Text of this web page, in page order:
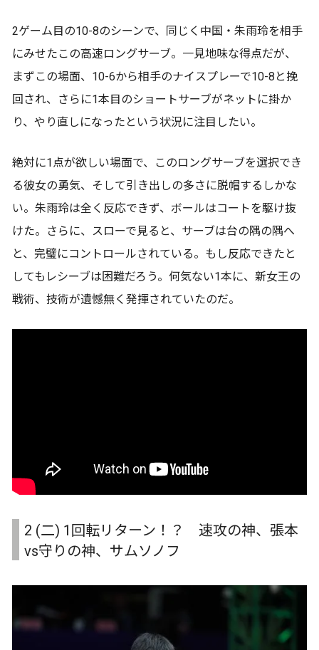
2ゲーム目の10-8のシーンで、同じく中国・朱雨玲を相手
にみせたこの高速ロングサーブ。一見地味な得点だが、
まずこの場面、10-6から相手のナイスプレーで10-8と挽
回され、さらに1本目のショートサーブがネットに掛か
り、やり直しになったという状況に注目したい。
絶対に1点が欲しい場面で、このロングサーブを選択でき
る彼女の勇気、そして引き出しの多さに脱帽するしかな
い。朱雨玲は全く反応できず、ボールはコートを駆け抜
けた。さらに、スローで見ると、サーブは台の隅の隅へ
と、完璧にコントロールされている。もし反応できたと
してもレシーブは困難だろう。何気ない1本に、新女王の
戦術、技術が遺憾無く発揮されていたのだ。
2 (二) 1回転リターン！？ 速攻の神、張本
vs守りの神、サムソノフ